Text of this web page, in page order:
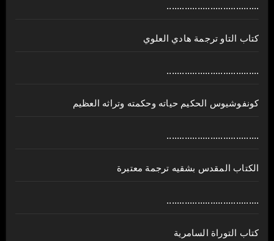
....................................
كتاب التاو ترجمة هادي العلوي
....................................
كونفوشيوس الحكيم حياته وحكمته وتراثه العظيم
....................................
الكتاب المقدس بشقيه ترجمة معتبرة
....................................
كتاب التوراة السامرية